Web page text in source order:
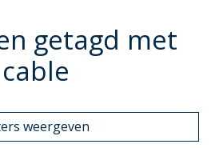
getagd met
cable
weergeven